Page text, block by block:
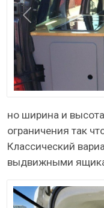
Назад
но ширина и
ограничения так
Классический
выдвижными